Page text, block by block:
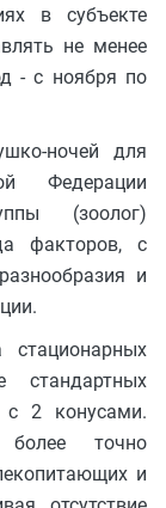
в субъекте
не менее
- с ноября по
ночей для
Федерации
(зоолог)
факторов, с
и
стандартных
2 конусами.
более точно
и